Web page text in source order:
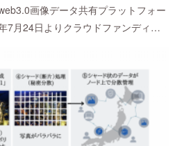
画像データ共有プラットフォー
7月24日よりクラウドファンディ…